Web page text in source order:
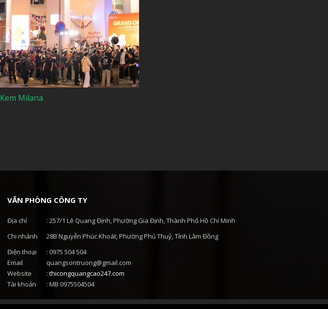
Kem Milana
VĂN PHÒNG CÔNG TY
Địa chỉ
Chi nhánh
: 257/1 Lê Quang Định, Phường Gia Định, Thành Phố Hồ Chí Minh
28B Nguyễn Phúc Khoát, Phường Phú Thuỷ, Tỉnh Lâm Đồng
Điện thoại
: 0975 504 504
Email
quangsontruong@gmail.com
Website
: thicongquangcao247.com
Tài khoản
: MB 0975504504